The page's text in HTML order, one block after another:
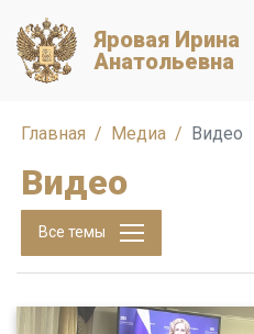
Яровая Ирина
Анатольевна
Главная Медиа Видео
Видео
Все темы